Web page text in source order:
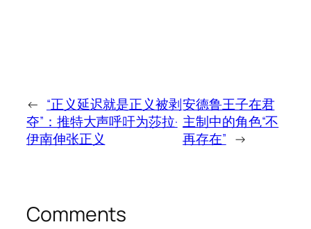
← “正义延迟就是正义被剥
夺”：推特大声呼吁为莎拉·
伊南伸张正义
安德鲁王子在君
主制中的角色“不
再存在” →
Comments